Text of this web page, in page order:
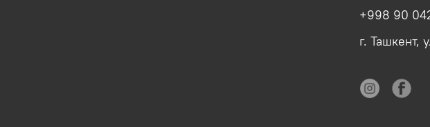
+998 90
г. Ташкент,